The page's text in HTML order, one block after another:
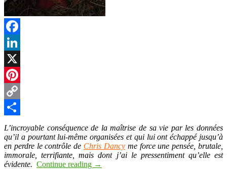
Facebook
LinkedIn
X
Pinterest
Copy
Link
Partager
L’incroyable conséquence de la maîtrise de sa vie par les données
qu’il a pourtant lui-même organisées et qui lui ont échappé jusqu’à
en perdre le contrôle de Chris Dancyme force une pensée, brutale,
immorale, terrifiante, mais dont j’ai le pressentiment qu’elle est
évidente. Continue reading →